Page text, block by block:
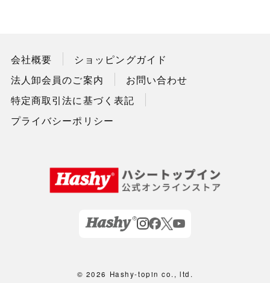
会社概要
ショッピングガイド
法人卸会員のご案内
お問い合わせ
特定商取引法に基づく表記
プライバシーポリシー
© 2026 Hashy-topin co., ltd.